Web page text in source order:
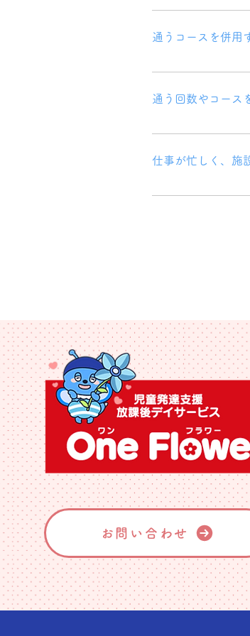
土曜日は毎週営業し
通うコースを併用
はい、可能です。 保
通う回数やコース
はい、可能です。 た
仕事が忙しく、施
はい、可能です。 施
お問い合わせ